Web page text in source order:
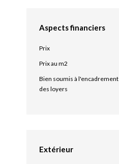
Aspects financiers
Prix
Prix au m2
Bien soumis à l'encadrement
des loyers
Extérieur